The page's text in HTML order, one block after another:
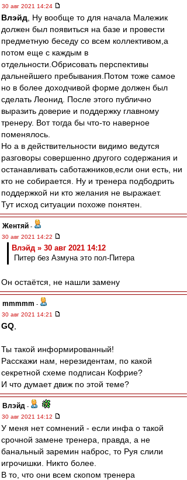
30 авг 2021 14:24
Влэйд , Ну вообще то для начала Малежик
должен был появиться на базе и провести
предметную беседу со всем коллективом,а
потом еще с каждым в
отдельности.Обрисовать перспективы
дальнейшего пребывания.Потом тоже самое
но в более доходчивой форме должен был
сделать Леонид. После этого публично
выразить доверие и поддержку главному
тренеру. Вот тогда бы что-то наверное
поменялось.
Но а в действительности видимо ведутся
разговоры совершенно другого содержания и
останавливать саботажников,если они есть, ни
кто не собирается. Ну и тренера подбодрить
поддержкой ни кто желания не выражает.
Тут исход ситуации похоже понятен.
Жентяй -
30 авг 2021 14:22
Влэйд » 30 авг 2021 14:12
Питер без Азмуна это пол-Питера
Он остаётся, не нашли замену
mmmmm -
30 авг 2021 14:21
GQ
Ты такой информированный!
Расскажи нам, нерезидентам, по какой
секретной схеме подписан Кофрие?
И что думает движ по этой теме?
Влэйд -
30 авг 2021 14:12
У меня нет сомнений - если инфа о такой
срочной замене тренера, правда, а не
банальный заремин наброс, то Руя слили
игрочишки. Никто более.
В то, что они всем скопом тренера